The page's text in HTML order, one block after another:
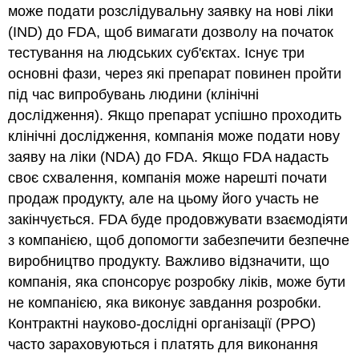
може подати розслідувальну заявку на нові ліки
(IND) до FDA, щоб вимагати дозволу на початок
тестування на людських суб'єктах. Існує три
основні фази, через які препарат повинен пройти
під час випробувань людини (клінічні
дослідження). Якщо препарат успішно проходить
клінічні дослідження, компанія може подати нову
заяву на ліки (NDA) до FDA. Якщо FDA надасть
своє схвалення, компанія може нарешті почати
продаж продукту, але на цьому його участь не
закінчується. FDA буде продовжувати взаємодіяти
з компанією, щоб допомогти забезпечити безпечне
виробництво продукту. Важливо відзначити, що
компанія, яка спонсорує розробку ліків, може бути
не компанією, яка виконує завдання розробки.
Контрактні науково-дослідні організації (РРО)
часто зараховуються і платять для виконання